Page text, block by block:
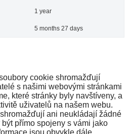
1 year
5 months 27 days
cookie shromažďují
s našimi webovými stránkami
které stránky byly navštíveny, a
uživatelů na našem webu.
ani neukládají žádné
přímo spojeny s vámi jako